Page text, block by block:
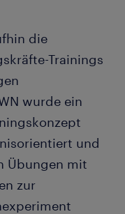
die
Trainings
wurde ein
und
Übungen mit
zur